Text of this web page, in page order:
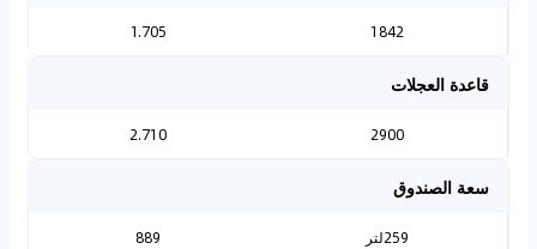
1842
1.705
قاعدة العجلات
2900
2.710
سعة الصندوق
259لتر 889